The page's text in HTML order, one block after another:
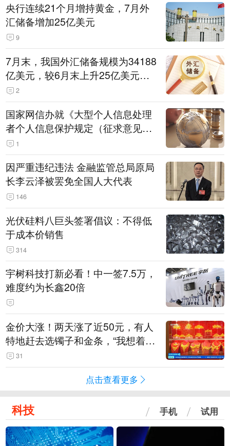
央行连续21个月增持黄金，7月外
汇储备增加25亿美元
9
7月末，我国外汇储备规模为34188
亿美元，较6月末上升25亿美元，
升幅为0.07%
2
国家网信办就《大型个人信息处理
者个人信息保护规定（征求意见
稿）》公开征求意见
1
因严重违纪违法 金融监管总局原局
长李云泽被罢免全国人大代表
146
光伏硅料八巨头签署倡议：不得低
于成本价销售
314
宇树科技打新必看！中一签7.5万，
难度约为长鑫20倍
金价大涨！两天涨了近50元，有人
特地赶去选镯子和金条，“我想着买
起来可以保值，小批量进一些货”
31
点击查看更多
科技 手机 试用